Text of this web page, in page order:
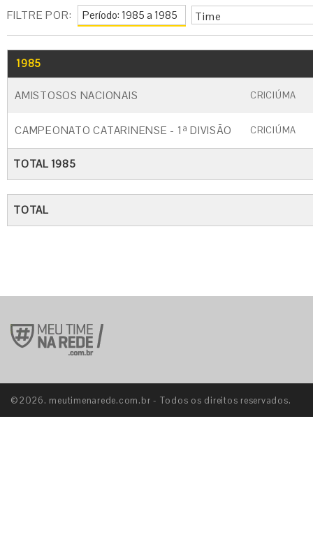
FILTRE POR: Time
1985
AMISTOSOS NACIONAIS CRICIÚMA
CAMPEONATO CATARINENSE - 1ª DIVISÃO CRICIÚMA
TOTAL 1985
TOTAL
©2026. meutimenarede.com.br - Todos os direitos reservados.